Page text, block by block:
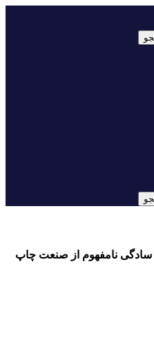
سادگی نامفهوم از صنعت چاپ